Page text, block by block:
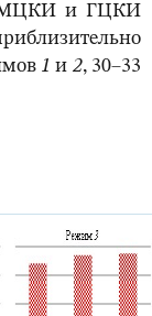
МЦКИ и ГЦКИ
1 и 2, 30–33